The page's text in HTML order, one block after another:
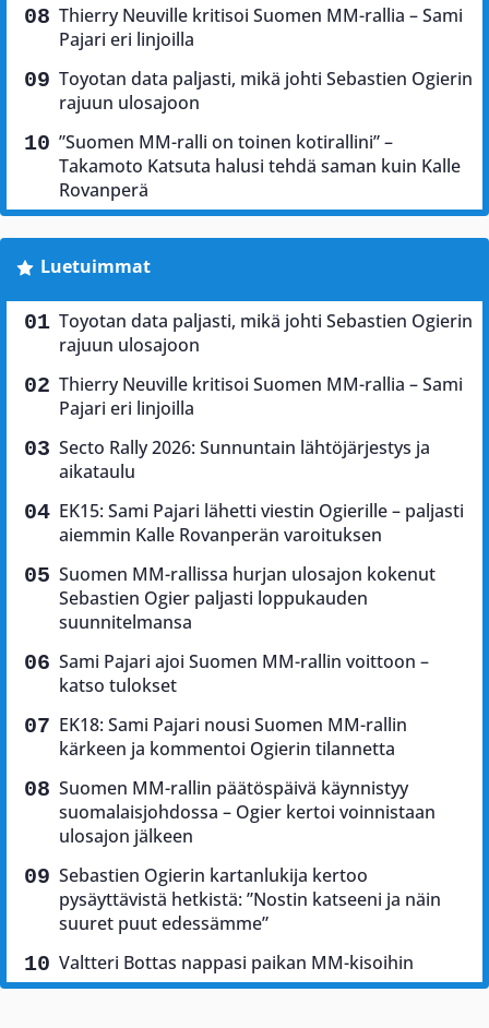
Thierry Neuville kritisoi Suomen MM-rallia – Sami
Pajari eri linjoilla
Toyotan data paljasti, mikä johti Sebastien Ogierin
rajuun ulosajoon
”Suomen MM-ralli on toinen kotirallini” –
Takamoto Katsuta halusi tehdä saman kuin Kalle
Rovanperä
Luetuimmat
Toyotan data paljasti, mikä johti Sebastien Ogierin
rajuun ulosajoon
Thierry Neuville kritisoi Suomen MM-rallia – Sami
Pajari eri linjoilla
Secto Rally 2026: Sunnuntain lähtöjärjestys ja
aikataulu
EK15: Sami Pajari lähetti viestin Ogierille – paljasti
aiemmin Kalle Rovanperän varoituksen
Suomen MM-rallissa hurjan ulosajon kokenut
Sebastien Ogier paljasti loppukauden
suunnitelmansa
Sami Pajari ajoi Suomen MM-rallin voittoon –
katso tulokset
EK18: Sami Pajari nousi Suomen MM-rallin
kärkeen ja kommentoi Ogierin tilannetta
Suomen MM-rallin päätöspäivä käynnistyy
suomalaisjohdossa – Ogier kertoi voinnistaan
ulosajon jälkeen
Sebastien Ogierin kartanlukija kertoo
pysäyttävistä hetkistä: ”Nostin katseeni ja näin
suuret puut edessämme”
Valtteri Bottas nappasi paikan MM-kisoihin